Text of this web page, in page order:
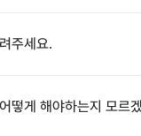
주세요.
떻게 해야하는지 모르